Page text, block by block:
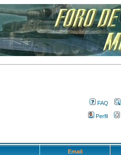
FAQ
Perfil
Email